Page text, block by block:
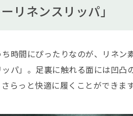
リネンスリッパ」
時間にぴったりなのが、リネン
パ」。足裏に触れる面には凹凸
らっと快適に履くことができます